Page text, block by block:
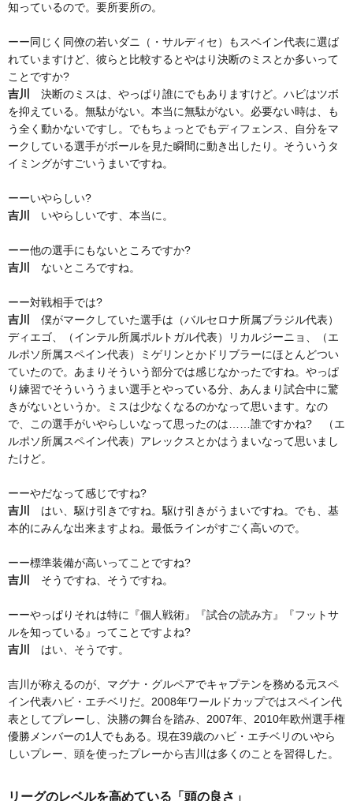
知っているので。要所要所の。
ーー同じく同僚の若いダニ（・サルディセ）もスペイン代表に選ば
れていますけど、彼らと比較するとやはり決断のミスとか多いって
ことですか?
吉川
決断のミスは、やっぱり誰にでもありますけど。ハビはツボ
を抑えている。無駄がない。本当に無駄がない。必要ない時は、も
う全く動かないですし。でもちょっとでもディフェンス、自分をマ
ークしている選手がボールを見た瞬間に動き出したり。そういうタ
イミングがすごいうまいですね。
ーーいやらしい?
吉川
いやらしいです、本当に。
ーー他の選手にもないところですか?
吉川
ないところですね。
ーー対戦相手では?
吉川
僕がマークしていた選手は（バルセロナ所属ブラジル代表）
ディエゴ、（インテル所属ポルトガル代表）リカルジーニョ、（エ
ルポソ所属スペイン代表）ミゲリンとかドリブラーにほとんどつい
ていたので。あまりそういう部分では感じなかったですね。やっぱ
り練習でそういううまい選手とやっている分、あんまり試合中に驚
きがないというか。ミスは少なくなるのかなって思います。なの
で、この選手がいやらしいなって思ったのは……誰ですかね? （エ
ルポソ所属スペイン代表）アレックスとかはうまいなって思いまし
たけど。
ーーやだなって感じですね?
吉川
はい、駆け引きですね。駆け引きがうまいですね。でも、基
本的にみんな出来ますよね。最低ラインがすごく高いので。
ーー標準装備が高いってことですね?
吉川
そうですね、そうですね。
ーーやっぱりそれは特に『個人戦術』『試合の読み方』『フットサ
ルを知っている』ってことですよね?
吉川
はい、そうです。
吉川が称えるのが、マグナ・グルペアでキャプテンを務める元スペ
イン代表ハビ・エチベリだ。2008年ワールドカップではスペイン代
表としてプレーし、決勝の舞台を踏み、2007年、2010年欧州選手権
優勝メンバーの1人でもある。現在39歳のハビ・エチベリのいやら
しいプレー、頭を使ったプレーから吉川は多くのことを習得した。
リーグのレベルを高めている「頭の良さ」